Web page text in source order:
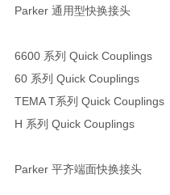
Parker 通用型快换接头
6600 系列 Quick Couplings
60 系列 Quick Couplings
TEMA T系列 Quick Couplings
H 系列 Quick Couplings
Parker 平齐端面快换接头